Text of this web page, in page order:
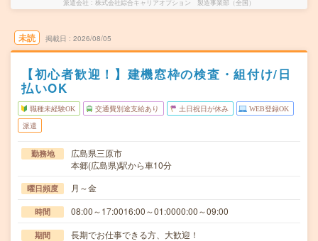
派遣会社 株式会社綜合キャリアオプション 製造事業部（全国）
未読 掲載日 2026/08/05
【初心者歓迎！】建機窓枠の検査・組付け/日
払いOK
職種未経験OK 交通費別途支給あり 土日祝日が休み WEB登録OK
派遣
勤務地
広島県三原市
本郷(広島県)駅から車10分
曜日頻度 月～金
時間 08:00～17:0016:00～01:0000:00～09:00
期間 長期でお仕事できる方、大歓迎！